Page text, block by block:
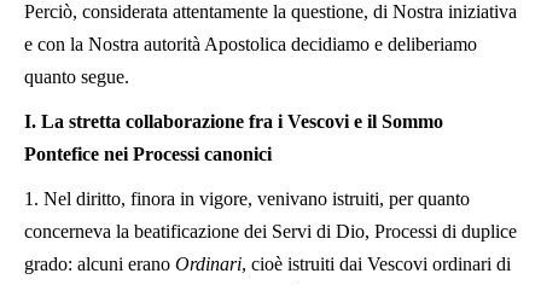
Perciò, considerata attentamente la questione, di Nostra iniziativa
e con la Nostra autorità Apostolica decidiamo e deliberiamo
quanto segue.
I. La stretta collaborazione fra i Vescovi e il Sommo
Pontefice nei Processi canonici
1. Nel diritto, finora in vigore, venivano istruiti, per quanto
concerneva la beatificazione dei Servi di Dio, Processi di duplice
grado: alcuni erano Ordinari, cioè istruiti dai Vescovi ordinari di